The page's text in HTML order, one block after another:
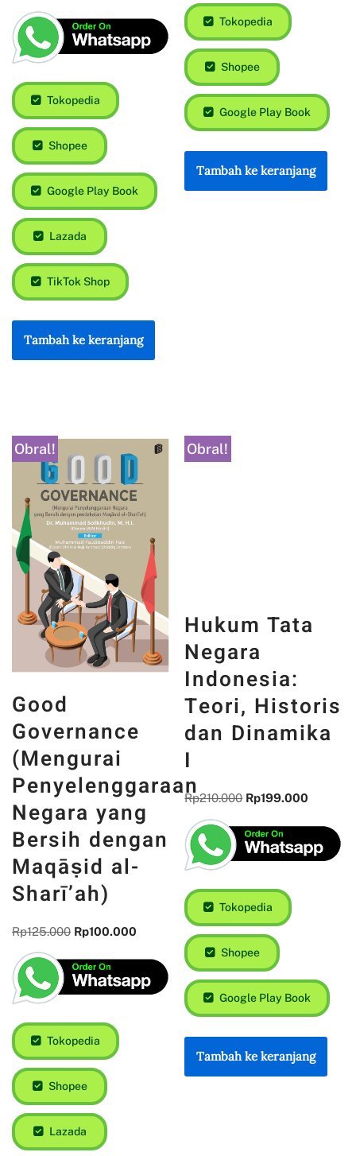
Tokopedia
Shopee
Google Play Book
Lazada
TikTok Shop
Tambah ke keranjang
Tokopedia
Shopee
Google Play Book
Tambah ke keranjang
Obral!
Good
Governance
(Mengurai
Penyelenggaraan
Negara yang
Bersih dengan
Maqāṣid al-
Sharī’ah)
Rp125.000 Rp100.000
Tokopedia
Shopee
Lazada
Obral!
Hukum Tata
Negara
Indonesia:
Teori, Historis
dan Dinamika
I
Rp210.000 Rp199.000
Tokopedia
Shopee
Google Play Book
Tambah ke keranjang